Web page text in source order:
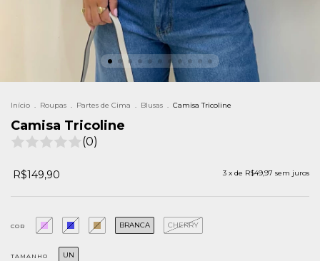
Início . Roupas . Partes de Cima . Blusas . Camisa Tricoline
Camisa Tricoline
(0)
R$149,90 3 x de R$49,97 sem juros
COR BRANCA CHERRY
TAMANHO UN